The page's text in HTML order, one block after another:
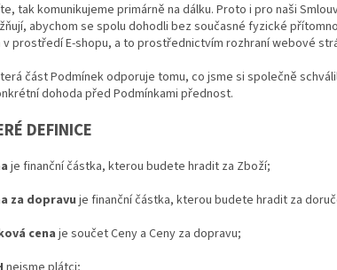
tak komunikujeme primárně na dálku. Proto i pro naši
abychom se spolu dohodli bez současné fyzické
prostředí E-shopu, a to prostřednictvím rozhraní webové
část Podmínek odporuje tomu, co jsme si společně
dohoda před Podmínkami přednost.
DEFINICE
je finanční částka, kterou budete hradit za Zboží;
za dopravu je finanční částka, kterou budete hradit za
cena je součet Ceny a Ceny za dopravu;